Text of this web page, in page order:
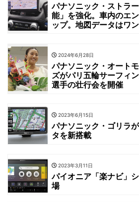
パナソニック・ストラ
能」を強化。車内のエ
ップ。地図データはワ
2024年6月28日
パナソニック・オート
ズがパリ五輪サーフィ
選手の壮行会を開催
2023年6月15日
パナソニック・ゴリラ
タを新搭載
2023年3月11日
パイオニア「楽ナビ」
場